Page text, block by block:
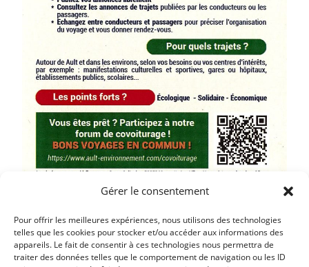
Gérer le consentement
Pour offrir les meilleures expériences, nous utilisons des technologies
telles que les cookies pour stocker et/ou accéder aux informations des
appareils. Le fait de consentir à ces technologies nous permettra de
traiter des données telles que le comportement de navigation ou les ID
Article précédent
VENTE EXCEPTIONNELLE ORGANISÉE PAR